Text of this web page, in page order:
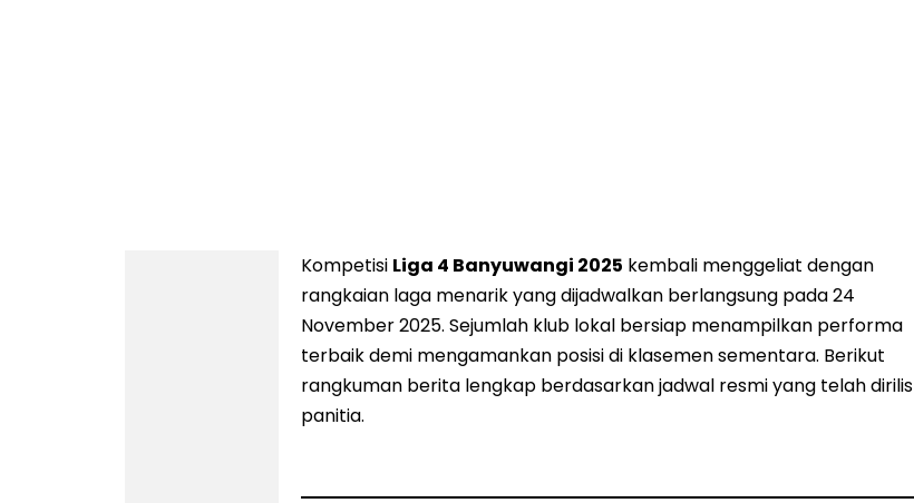
Kompetisi Liga 4 Banyuwangi 2025 kembali menggeliat dengan
rangkaian laga menarik yang dijadwalkan berlangsung pada 24
November 2025. Sejumlah klub lokal bersiap menampilkan performa
terbaik demi mengamankan posisi di klasemen sementara. Berikut
rangkuman berita lengkap berdasarkan jadwal resmi yang telah dirilis
panitia.